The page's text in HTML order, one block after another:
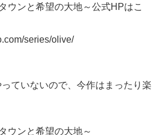
ウンと希望の大地～公式HPはこ
series/olive/
っていないので、今作はまったり楽
ウンと希望の大地～